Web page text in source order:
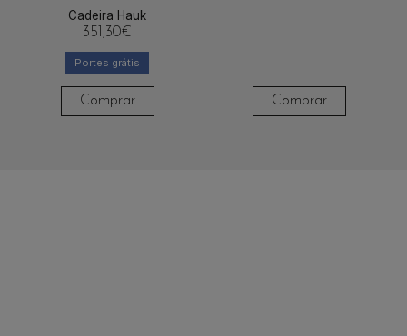
Cadeira Hauk
351,30€
Portes grátis
Comprar Comprar